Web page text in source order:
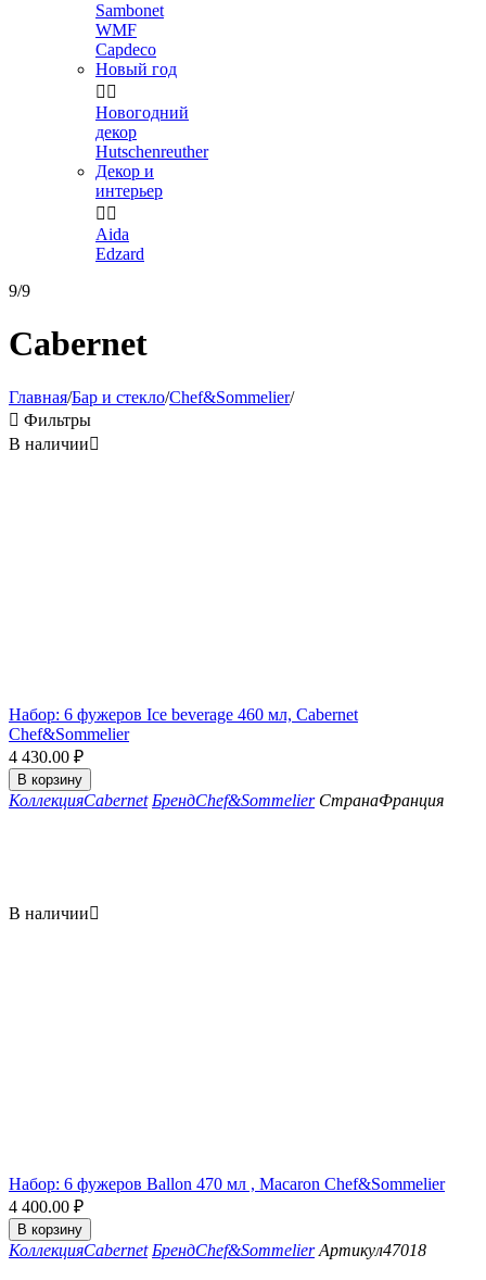
Sambonet
WMF
Capdeco
Новый год
 
Новогодний
декор
Hutschenreuther
Декор и
интерьер
 
Aida
Edzard
9/9
Cabernet
Главная/Бар и стекло/Chef&Sommelier/
 Фильтры
В наличии
Набор: 6 фужеров Ice beverage 460 мл, Cabernet
Chef&Sommelier
4 430.00 ₽
В корзину
КоллекцияCabernet БрендChef&Sommelier СтранаФранция
В наличии
Набор: 6 фужеров Ballon 470 мл , Macaron Chef&Sommelier
4 400.00 ₽
В корзину
КоллекцияCabernet БрендChef&Sommelier Артикул47018